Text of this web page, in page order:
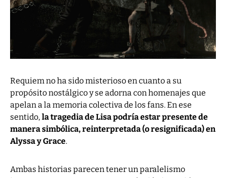
Requiem no ha sido misterioso en cuanto a su
propósito nostálgico y se adorna con homenajes que
apelan a la memoria colectiva de los fans. En ese
sentido, la tragedia de Lisa podría estar presente de
manera simbólica, reinterpretada (o resignificada) en
Alyssa y Grace.
Ambas historias parecen tener un paralelismo